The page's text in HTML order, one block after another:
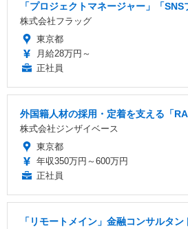
「プロジェクトマネージャー」「
株式会社フラッグ
東京都
月給28万円～
正社員
外国籍人材の採用・定着を支える「
株式会社ジンザイベース
東京都
年収350万円～600万円
正社員
「リモートメイン」金融コンサルタン